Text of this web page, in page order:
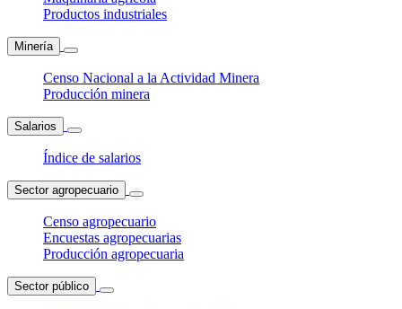
Productos industriales
Minería
Censo Nacional a la Actividad Minera
Producción minera
Salarios
Índice de salarios
Sector agropecuario
Censo agropecuario
Encuestas agropecuarias
Producción agropecuaria
Sector público